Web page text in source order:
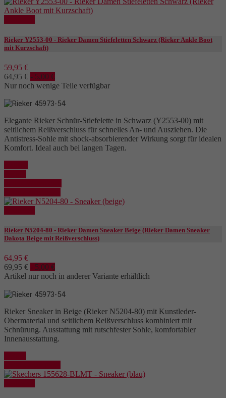
Rieker Y2553-00 - Rieker Damen Stiefeletten Schwarz (Rieker Ankle Boot
mit Kurzschaft)
59,95 €
64,95 € - 5,00 €
Nur noch wenige Teile verfügbar
Elegante Rieker Schnür-Stiefelette in Schwarz (Y2553-00) mit
seitlichem Reißverschluss für schnelles An- und Ausziehen. Die
Antistress-Sohle mit shock-absorbierender Wirkung sorgt für idealen
Komfort. Ideal auch bei langen Tagen.
Rieker N5204-80 - Rieker Damen Sneaker Beige (Rieker Damen Sneaker
Dakota Beige mit Reißverschluss)
64,95 €
69,95 € - 5,00 €
Artikel nur noch in anderer Variante erhältlich
Rieker Sneaker in Beige (Rieker N5204-80) mit Kunstleder-
Obermaterial und seitlichem Reißverschluss kombiniert mit
Schnürung. Ausstattung mit rutschfester Sohle, komfortabler
Innenausstattung.